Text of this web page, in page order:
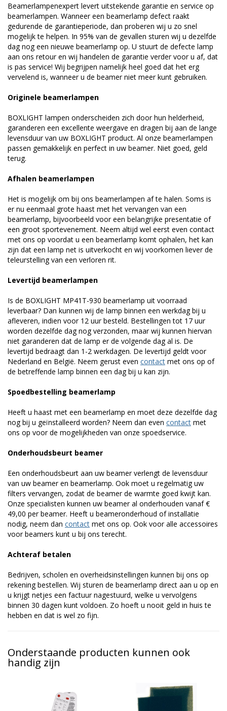
Beamerlampenexpert levert uitstekende garantie en service op
beamerlampen. Wanneer een beamerlamp defect raakt
gedurende de garantieperiode, dan proberen wij u zo snel
mogelijk te helpen. In 95% van de gevallen sturen wij u dezelfde
dag nog een nieuwe beamerlamp op. U stuurt de defecte lamp
aan ons retour en wij handelen de garantie verder voor u af, dat
is pas service! Wij begrijpen namelijk heel goed dat het erg
vervelend is, wanneer u de beamer niet meer kunt gebruiken.
Originele beamerlampen
BOXLIGHT lampen onderscheiden zich door hun helderheid,
garanderen een excellente weergave en dragen bij aan de lange
levensduur van uw BOXLIGHT product. Al onze beamerlampen
passen gemakkelijk en perfect in uw beamer. Niet goed, geld
terug.
Afhalen beamerlampen
Het is mogelijk om bij ons beamerlampen af te halen. Soms is
er nu eenmaal grote haast met het vervangen van een
beamerlamp, bijvoorbeeld voor een belangrijke presentatie of
een groot sportevenement. Neem altijd wel eerst even contact
met ons op voordat u een beamerlamp komt ophalen, het kan
zijn dat een lamp net is uitverkocht en wij voorkomen liever de
teleurstelling van een verloren rit.
Levertijd beamerlampen
Is de BOXLIGHT MP41T-930 beamerlamp uit voorraad
leverbaar? Dan kunnen wij de lamp binnen een werkdag bij u
afleveren, indien voor 12 uur besteld. Bestellingen tot 17 uur
worden dezelfde dag nog verzonden, maar wij kunnen hiervan
niet garanderen dat de lamp er de volgende dag al is. De
levertijd bedraagt dan 1-2 werkdagen. De levertijd geldt voor
Nederland en België. Neem gerust even contact met ons op of
de betreffende lamp binnen een dag bij u kan zijn.
Spoedbestelling beamerlamp
Heeft u haast met een beamerlamp en moet deze dezelfde dag
nog bij u geïnstalleerd worden? Neem dan even contact met
ons op voor de mogelijkheden van onze spoedservice.
Onderhoudsbeurt beamer
Een onderhoudsbeurt aan uw beamer verlengt de levensduur
van uw beamer en beamerlamp. Ook moet u regelmatig uw
filters vervangen, zodat de beamer de warmte goed kwijt kan.
Onze specialisten kunnen uw beamer al onderhouden vanaf €
49,00 per beamer. Heeft u beameronderhoud of installatie
nodig, neem dan contact met ons op. Ook voor alle accessoires
voor beamers kunt u bij ons terecht.
Achteraf betalen
Bedrijven, scholen en overheidsinstellingen kunnen bij ons op
rekening bestellen. Wij sturen de beamerlamp direct aan u op en
u krijgt netjes een factuur nagestuurd, welke u vervolgens
binnen 30 dagen kunt voldoen. Zo hoeft u nooit geld in huis te
hebben en dat is wel zo fijn.
Onderstaande producten kunnen ook
handig zijn